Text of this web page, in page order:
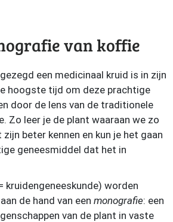
van koffie
een medicinaal kruid is in zijn
hoogste tijd om deze prachtige
door de lens van de traditionele
Zo leer je de plant waaraan we zo
beter kennen en kun je het gaan
geneesmiddel dat het in
kruidengeneeskunde) worden
de hand van een monografie: een
van de plant in vaste